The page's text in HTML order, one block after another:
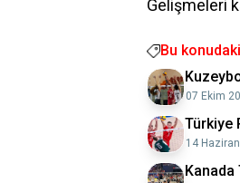
Gelişmeleri
Bu
07 Ekim
Türkiye
14
Kanada